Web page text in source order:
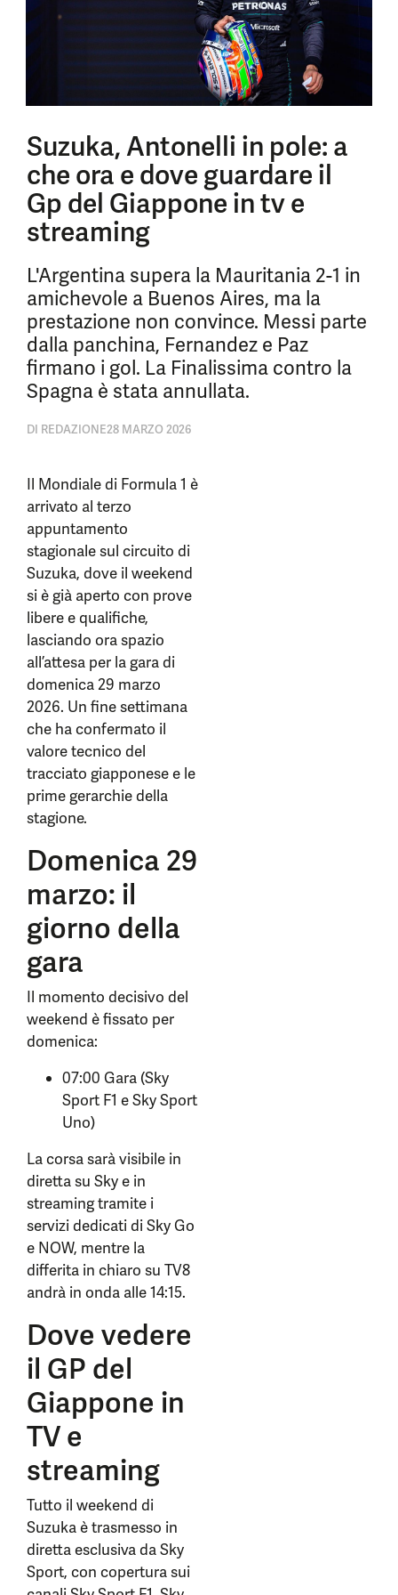
Suzuka, Antonelli in pole: a
che ora e dove guardare il
Gp del Giappone in tv e
streaming
L'Argentina supera la Mauritania 2-1 in
amichevole a Buenos Aires, ma la
prestazione non convince. Messi parte
dalla panchina, Fernandez e Paz
firmano i gol. La Finalissima contro la
Spagna è stata annullata.
DI REDAZIONE28 MARZO 2026
Il Mondiale di Formula 1 è
arrivato al terzo
appuntamento
stagionale sul circuito di
Suzuka, dove il weekend
si è già aperto con prove
libere e qualifiche,
lasciando ora spazio
all’attesa per la gara di
domenica 29 marzo
2026. Un fine settimana
che ha confermato il
valore tecnico del
tracciato giapponese e le
prime gerarchie della
stagione.
Domenica 29
marzo: il
giorno della
gara
Il momento decisivo del
weekend è fissato per
domenica:
07:00 Gara (Sky
Sport F1 e Sky Sport
Uno)
La corsa sarà visibile in
diretta su Sky e in
streaming tramite i
servizi dedicati di Sky Go
e NOW, mentre la
differita in chiaro su TV8
andrà in onda alle 14:15.
Dove vedere
il GP del
Giappone in
TV e
streaming
Tutto il weekend di
Suzuka è trasmesso in
diretta esclusiva da Sky
Sport, con copertura sui